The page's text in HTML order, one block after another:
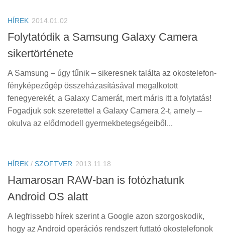
HÍREK 2014.01.02
Folytatódik a Samsung Galaxy Camera
sikertörténete
A Samsung – úgy tűnik – sikeresnek találta az okostelefon-
fényképezőgép összeházasításával megalkotott
fenegyerekét, a Galaxy Camerát, mert máris itt a folytatás!
Fogadjuk sok szeretettel a Galaxy Camera 2-t, amely –
okulva az elődmodell gyermekbetegségeiből...
HÍREK / SZOFTVER 2013.11.18
Hamarosan RAW-ban is fotózhatunk
Android OS alatt
A legfrissebb hírek szerint a Google azon szorgoskodik,
hogy az Android operációs rendszert futtató okostelefonok